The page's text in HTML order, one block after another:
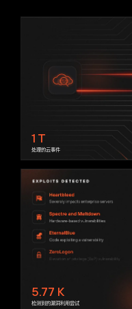
1 T
处理的云事件
5.77 K
检测到的漏洞利用尝试